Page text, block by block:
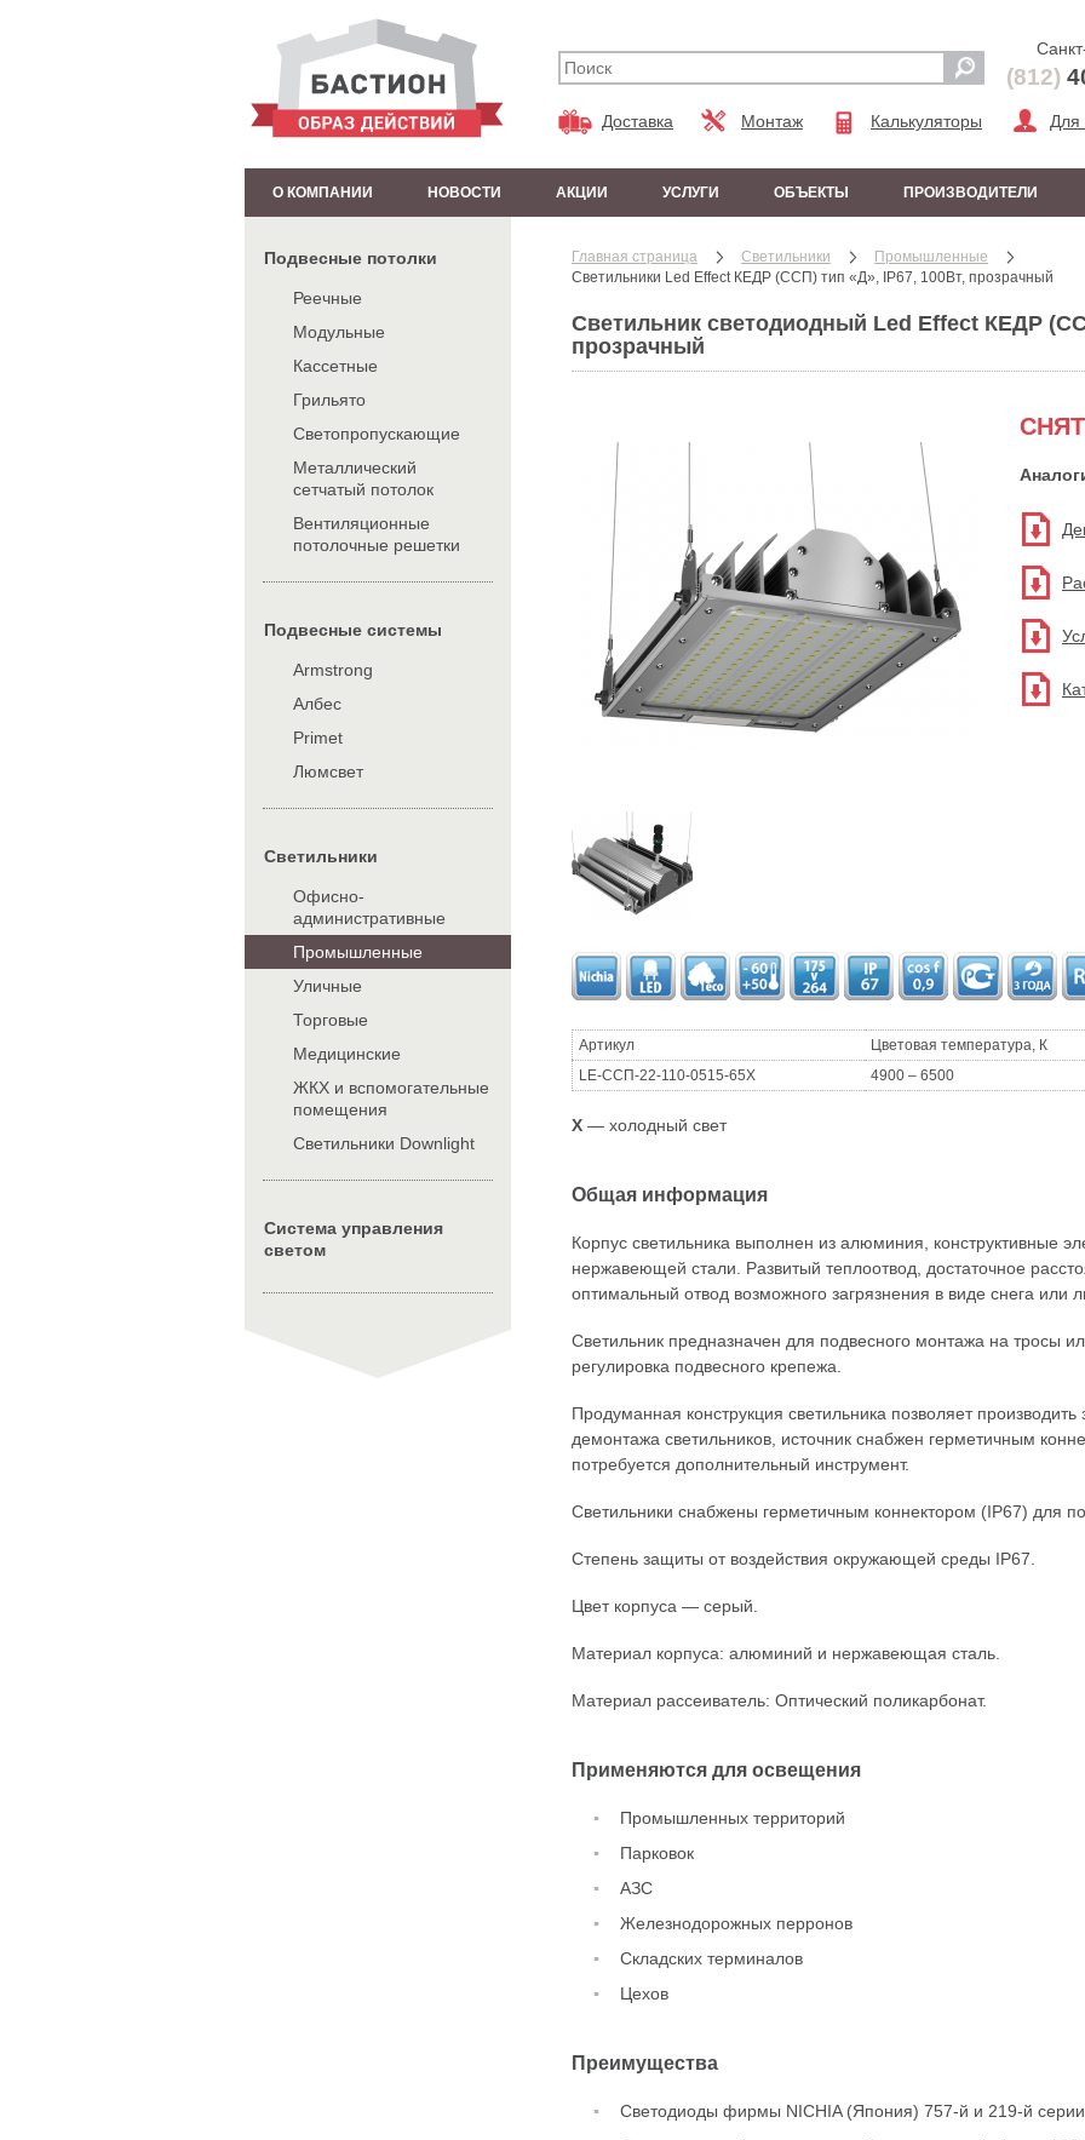
Доставка Монтаж Калькуляторы Для
(812)
О КОМПАНИИ НОВОСТИ АКЦИИ УСЛУГИ ОБЪЕКТЫ ПРОИЗВОДИТЕЛИ
Подвесные потолки
Реечные
Модульные
Кассетные
Грильято
Светопропускающие
Металлический
сетчатый потолок
Вентиляционные
потолочные решетки
Подвесные системы
Armstrong
Албес
Primet
Люмсвет
Cветильники
Офисно-
административные
Промышленные
Уличные
Торговые
Медицинские
ЖКХ и вспомогательные
помещения
Cветильники Downlight
Система управления
светом
Главная страница Cветильники
Промышленные
Светильники Led Effect КЕДР (ССП) тип «Д», IP67, 100Вт, прозрачный
Светильник светодиодный Led Effect КЕДР
прозрачный
Артикул Цветовая температура, К
LE-ССП-22-110-0515-65Х
4900 – 6500
Х — холодный свет
Общая информация
Корпус светильника выполнен из алюминия, конструктивные
нержавеющей стали. Развитый теплоотвод, достаточное
оптимальный отвод возможного загрязнения в виде снега или
Светильник предназначен для подвесного монтажа на тросы
регулировка подвесного крепежа.
Продуманная конструкция светильника позволяет
демонтажа светильников, источник снабжен герметичным
потребуется дополнительный инструмент.
Светильники снабжены герметичным коннектором (IP67) для
Степень защиты от воздействия окружающей среды IP67.
Цвет корпуса — серый.
Материал корпуса: алюминий и нержавеющая сталь.
Материал рассеиватель: Оптический поликарбонат.
Применяются для освещения
Промышленных территорий
Парковок
АЗС
Железнодорожных перронов
Складских терминалов
Цехов
Преимущества
Светодиоды фирмы NICHIA (Япония) 757-й и 219-й серии